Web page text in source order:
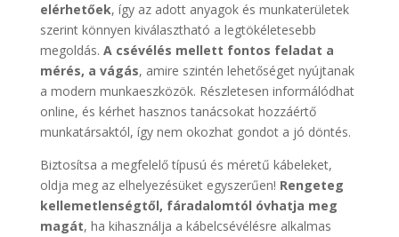
elérhetőek, így az adott anyagok és munkaterületek
szerint könnyen kiválasztható a legtökéletesebb
megoldás. A csévélés mellett fontos feladat a
mérés, a vágás, amire szintén lehetőséget nyújtanak
a modern munkaeszközök. Részletesen informálódhat
online, és kérhet hasznos tanácsokat hozzáértő
munkatársaktól, így nem okozhat gondot a jó döntés.
Biztosítsa a megfelelő típusú és méretű kábeleket,
oldja meg az elhelyezésüket egyszerűen! Rengeteg
kellemetlenségtől, fáradalomtól óvhatja meg
magát, ha kihasználja a kábelcsévélésre alkalmas